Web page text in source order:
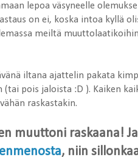
lepoa väsyneelle
on ei, koska intoa kyllä
meiltä
iltana ajattelin pakata
pois jaloista :D ). Kaiken
raskastakin.
muuttoni raskaana!
, niin